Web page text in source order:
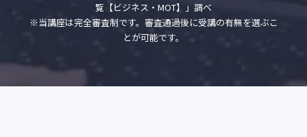
覧【ビジネス・MOT】」調べ
※当講座は完全審査制です。審査通過後に受講の有無を選ぶこ
とが可能です。